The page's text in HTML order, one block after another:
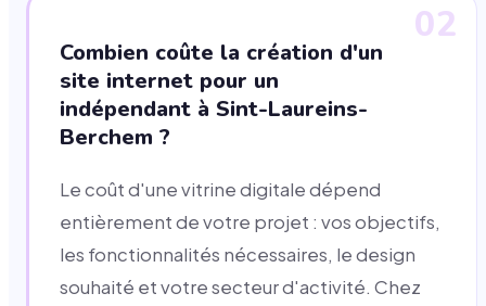
02
Combien coûte la création d'un
site internet pour un
indépendant à Sint-Laureins-
Berchem ?
Le coût d'une vitrine digitale dépend
entièrement de votre projet : vos objectifs,
les fonctionnalités nécessaires, le design
souhaité et votre secteur d'activité. Chez